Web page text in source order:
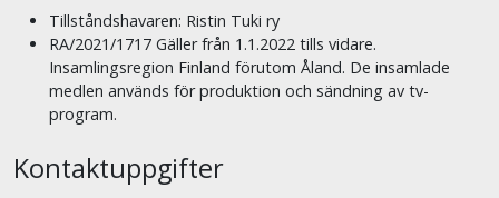
Tillståndshavaren: Ristin Tuki ry
RA/2021/1717 Gäller från 1.1.2022 tills vidare.
Insamlingsregion Finland förutom Åland. De insamlade
medlen används för produktion och sändning av tv-
program.
Kontaktuppgifter